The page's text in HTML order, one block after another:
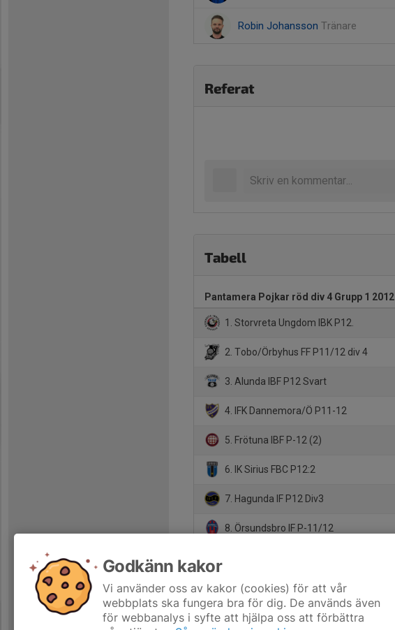
Robin Johansson Tränare
Referat
Tabell
Pantamera Pojkar röd div 4 Grupp 1 2012
1. Storvreta Ungdom IBK P12.
2. Tobo/Örbyhus FF P11/12 div 4
3. Alunda IBF P12 Svart
4. IFK Dannemora/Ö P11-12
5. Frötuna IBF P-12 (2)
6. IK Sirius FBC P12:2
7. Hagunda IF P12 Div3
8. Örsundsbro IF P-11/12
10. Wåhla IBK P12
Godkänn kakor
Vi använder oss av kakor (cookies) för att vår
webbplats ska fungera bra för dig. De används även
för webbanalys i syfte att hjälpa oss att förbättra